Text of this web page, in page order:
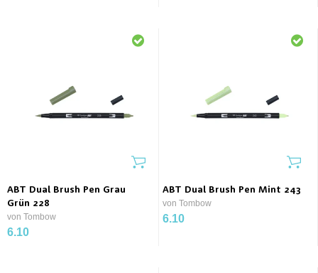
ABT Dual Brush Pen Grau
Grün 228
von Tombow
6.10
ABT Dual Brush Pen Mint 243
von Tombow
6.10